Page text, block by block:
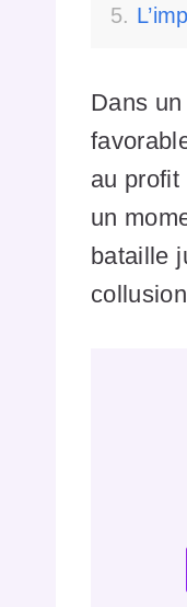
Dans
au profit
un
bataille